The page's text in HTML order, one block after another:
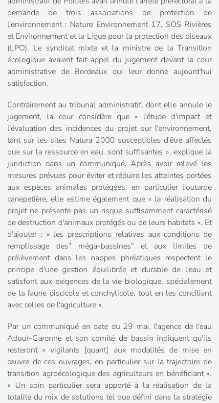
demande de trois associations de protection de
l'environnement : Nature Environnement 17, SOS Rivières
et Environnement et la Ligue pour la protection des oiseaux
(LPO). Le syndicat mixte et la ministre de la Transition
écologique avaient fait appel du jugement devant la cour
administrative de Bordeaux qui leur donne aujourd'hui
satisfaction.
Contrairement au tribunal administratif, dont elle annule le
jugement, la cour considère que « l'étude d'impact et
l'évaluation des incidences du projet sur l'environnement,
tant sur les sites Natura 2000 susceptibles d'être affectés
que sur la ressource en eau, sont suffisantes », explique la
juridiction dans un communiqué. Après avoir relevé les
mesures prévues pour éviter et réduire les atteintes portées
aux espèces animales protégées, en particulier l'outarde
canepetière, elle estime également que « la réalisation du
projet ne présente pas un risque suffisamment caractérisé
de destruction d'animaux protégés ou de leurs habitats ». Et
d'ajouter : « les prescriptions relatives aux conditions de
remplissage des" méga-bassines" et aux limites de
prélèvement dans les nappes phréatiques respectent le
principe d'une gestion équilibrée et durable de l'eau et
satisfont aux exigences de la vie biologique, spécialement
de la faune piscicole et conchylicole, tout en les conciliant
avec celles de l'agriculture ».
Par un communiqué en date du 29 mai, l'agence de l'eau
Adour-Garonne et son comité de bassin indiquent qu'ils
resteront « vigilants [quant] aux modalités de mise en
œuvre de ces ouvrages, en particulier sur la trajectoire de
transition agroécologique des agriculteurs en bénéficiant ».
« Un soin particulier sera apporté à la réalisation de la
totalité du mix de solutions tel que défini dans la stratégie